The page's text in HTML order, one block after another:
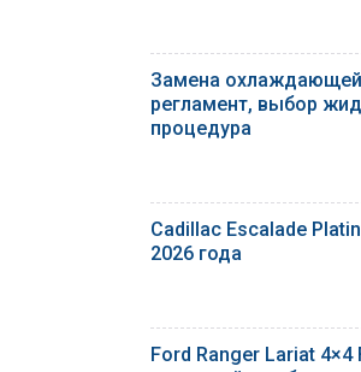
Замена
регламент, выбор
процедура
Cadillac Escalade
2026 года
Ford Ranger Lariat 4×4